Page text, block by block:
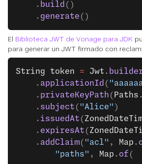
    .
build ()
    .
generate ()
El Biblioteca JWT de Vonage para JDK
para generar un JWT firmado con
String token = Jwt .
    .
applicationId (
    .
privateKeyPath ( Paths .
    .
subject ( "Alice" )
    .
issuedAt (
    .
expiresAt (
    .
addClaim( "acl" , Map .
        "paths"
, Map . of (